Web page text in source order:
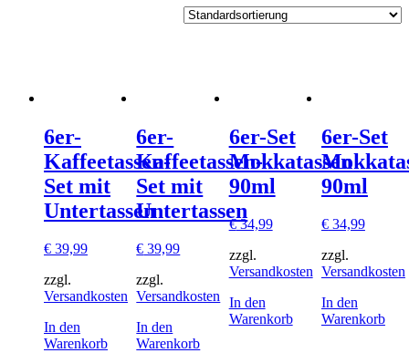
6er-
Kaffeetassen-
Set mit
Untertassen
€ 39,99
zzgl.
Versandkosten
In den
Warenkorb
6er-
Kaffeetassen-
Set mit
Untertassen
€ 39,99
zzgl.
Versandkosten
In den
Warenkorb
6er-Set
Mokkatassen
90ml
€34,99
zzgl.
Versandkosten
In den
Warenkorb
6er-Set
90ml
€34,99
zzgl.
Versandkosten
In den
Warenkorb